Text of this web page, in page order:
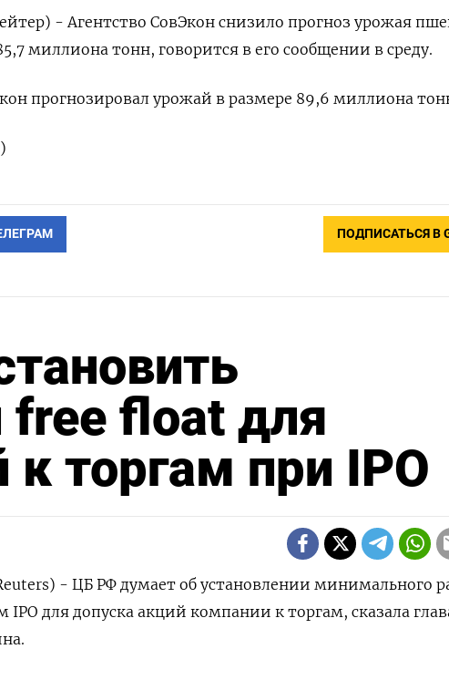
- Агентство СовЭкон снизило прогноз урожая
миллиона тонн, говорится в его сообщении в среду.
прогнозировал урожай в размере 89,6 миллиона
ПОДПИСАТЬСЯ В
float для
торгам при IPO
- ЦБ РФ думает об установлении минимального
IPO для допуска акций компании к торгам, сказала